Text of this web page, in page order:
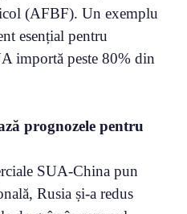
(AFBF). Un exemplu
esențial pentru
importă peste 80% din
prognozele pentru
SUA-China pun
Rusia și-a redus